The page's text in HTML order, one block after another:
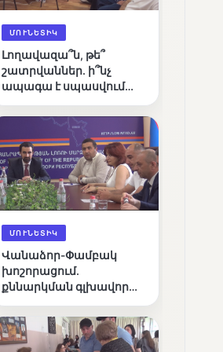
ՄՈՒՆԵՏԻԿ
Լողավազա՞ն, թե՞
շատրվաններ. ի՞նչ
ապագա է սպասվում
լճին
ՄՈՒՆԵՏԻԿ
Վանաձոր-Փամբակ
խոշորացում.
քննարկման գլխավոր
կառավարո՞ւմ, թե՞
քաղաքական նպատակ